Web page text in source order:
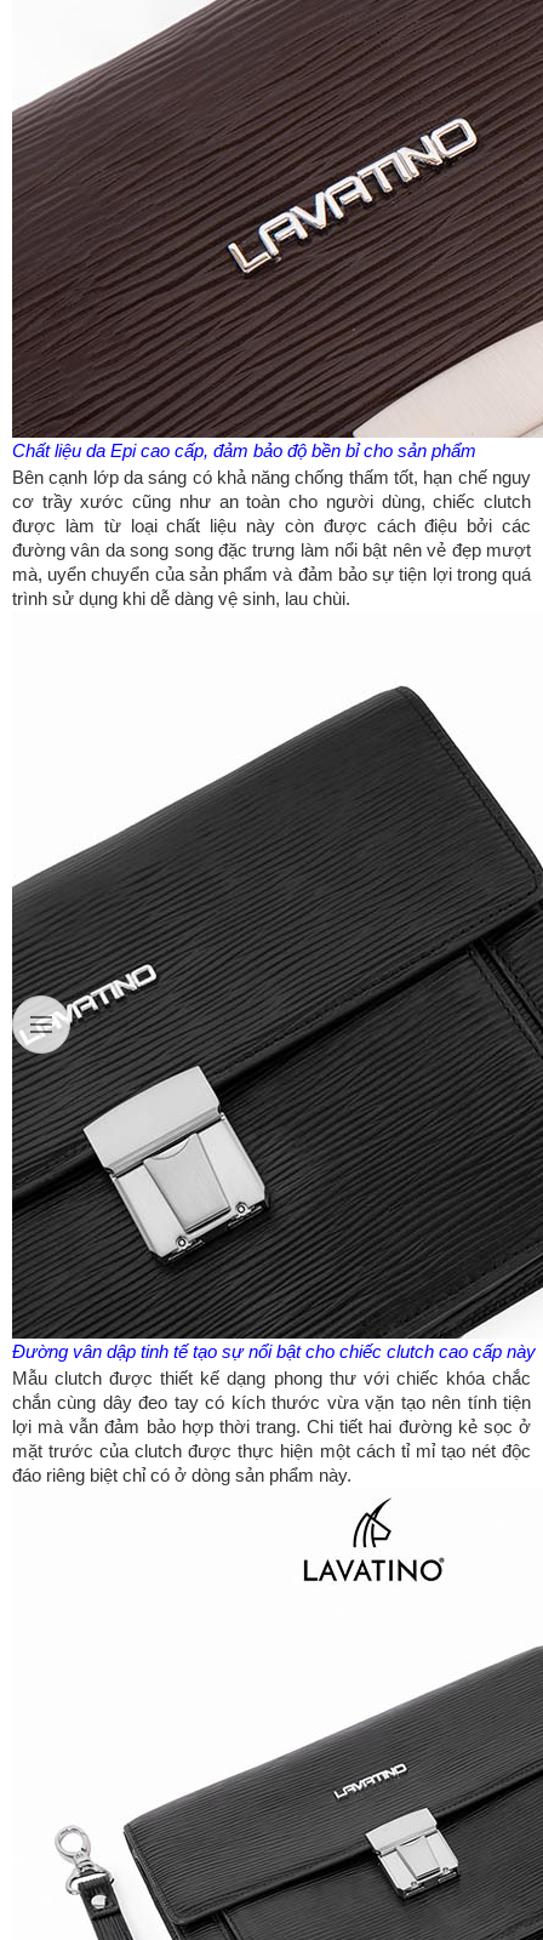
Chất liệu da Epi cao cấp, đảm bảo độ bền bỉ cho sản phẩm
Bên cạnh lớp da sáng có khả năng chống thấm tốt, hạn chế nguy
cơ trầy xước cũng như an toàn cho người dùng, chiếc clutch
được làm từ loại chất liệu này còn được cách điệu bởi các
đường vân da song song đặc trưng làm nổi bật nên vẻ đẹp mượt
mà, uyển chuyển của sản phẩm và đảm bảo sự tiện lợi trong quá
trình sử dụng khi dễ dàng vệ sinh, lau chùi.
Đường vân dập tinh tế tạo sự nổi bật cho chiếc clutch cao cấp này
Mẫu clutch được thiết kế dạng phong thư với chiếc khóa chắc
chắn cùng dây đeo tay có kích thước vừa vặn tạo nên tính tiện
lợi mà vẫn đảm bảo hợp thời trang. Chi tiết hai đường kẻ sọc ở
mặt trước của clutch được thực hiện một cách tỉ mỉ tạo nét độc
đáo riêng biệt chỉ có ở dòng sản phẩm này.